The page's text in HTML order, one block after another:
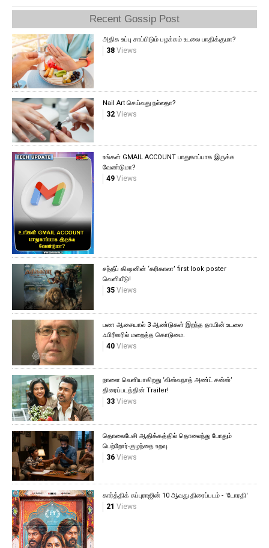
Recent Gossip Post
அதிக உப்பு சாப்பிடும் பழக்கம் உடலை பாதிக்குமா?
38Views
Nail Art செய்வது நல்லதா?
32Views
உங்கள் GMAIL ACCOUNT பாதுகாப்பாக இருக்க
வேண்டுமா?
49Views
சந்தீப் கிஷனின் ‘கரிகாலா’ first look poster
வெளியீடு!
35Views
பண ஆசையால் 3 ஆண்டுகள் இறந்த தாயின் உடலை
ஃபிரீஸரில் மறைத்த கொடுமை.
40Views
நாளை வெளியாகிறது ‘விஸ்வநாத் அண்ட் சன்ஸ்’
திரைப்படத்தின் Trailer!
33Views
தொலைபேசி ஆதிக்கத்தில் தொலைந்து போதும்
பெற்றோர்-குழந்தை உறவு.
36Views
கார்த்திக் சுப்புராஜின் 10 ஆவது திரைப்படம் - 'டோரதி'
21 Views